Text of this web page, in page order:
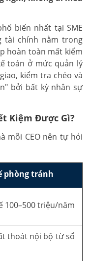
biến nhất tại SME
tài chính nằm trong
hoàn toàn mất kiểm
toán ở mức quản lý
kiểm tra chéo và
bởi bất kỳ nhân sự
Kiệm Được Gì?
mỗi CEO nên tự hỏi
phòng tránh
100–500 triệu/năm
thoát nội bộ từ sổ